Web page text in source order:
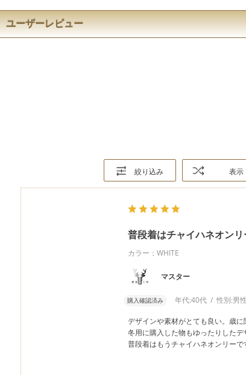
ユーザーレビュー
絞り込み 表示
普段着はチャイハネオンリ
カラー：WHITE
マスター
購入確認済み 年代:40代 性別:男性
デザインや素材がとても良い。歳
冬用に購入した物もゆったりした
普段着はもうチャイハネオンリーで